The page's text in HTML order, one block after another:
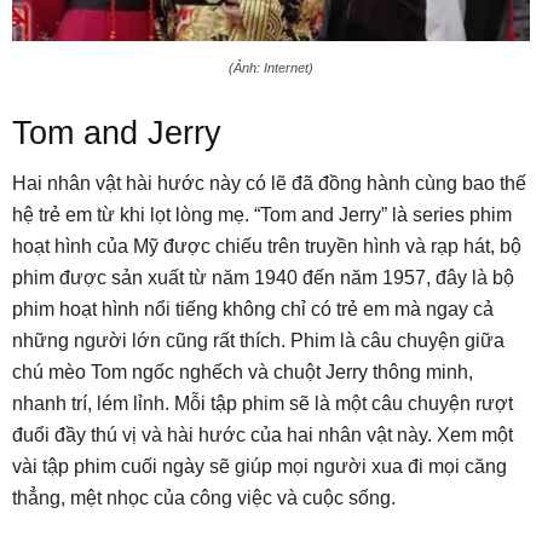
(Ảnh: Internet)
Tom and Jerry
Hai nhân vật hài hước này có lẽ đã đồng hành cùng bao thế
hệ trẻ em từ khi lọt lòng mẹ. “Tom and Jerry” là series phim
hoạt hình của Mỹ được chiếu trên truyền hình và rạp hát, bộ
phim được sản xuất từ năm 1940 đến năm 1957, đây là bộ
phim hoạt hình nổi tiếng không chỉ có trẻ em mà ngay cả
những người lớn cũng rất thích. Phim là câu chuyện giữa
chú mèo Tom ngốc nghếch và chuột Jerry thông minh,
nhanh trí, lém lỉnh. Mỗi tập phim sẽ là một câu chuyện rượt
đuổi đầy thú vị và hài hước của hai nhân vật này. Xem một
vài tập phim cuối ngày sẽ giúp mọi người xua đi mọi căng
thẳng, mệt nhọc của công việc và cuộc sống.